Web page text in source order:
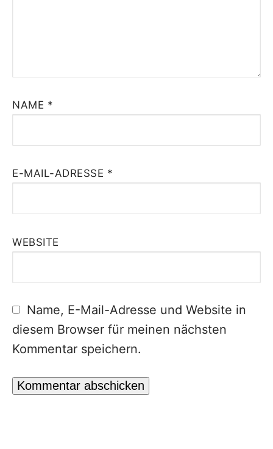
NAME *
E-MAIL-ADRESSE *
WEBSITE
Name, E-Mail-Adresse und Website in
diesem Browser für meinen nächsten
Kommentar speichern.